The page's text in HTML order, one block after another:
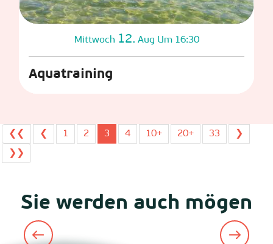
Mittwoch 12. Aug Um 16:30
Aquatraining
❮❮ ❮ 1 2 3 4 10+ 20+ 33
❯
❯❯
Sie werden auch mögen